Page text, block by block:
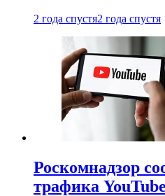
2 года спустя2 года спустя
Роскомнадзор
трафика